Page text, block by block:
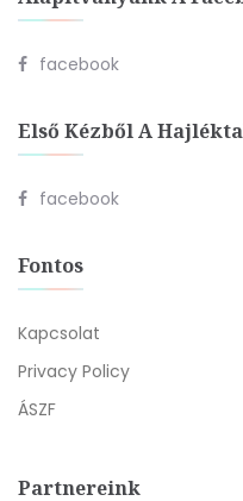
facebook
Első Kézből A
facebook
Fontos
Kapcsolat
Privacy Policy
ÁSZF
Partnereink